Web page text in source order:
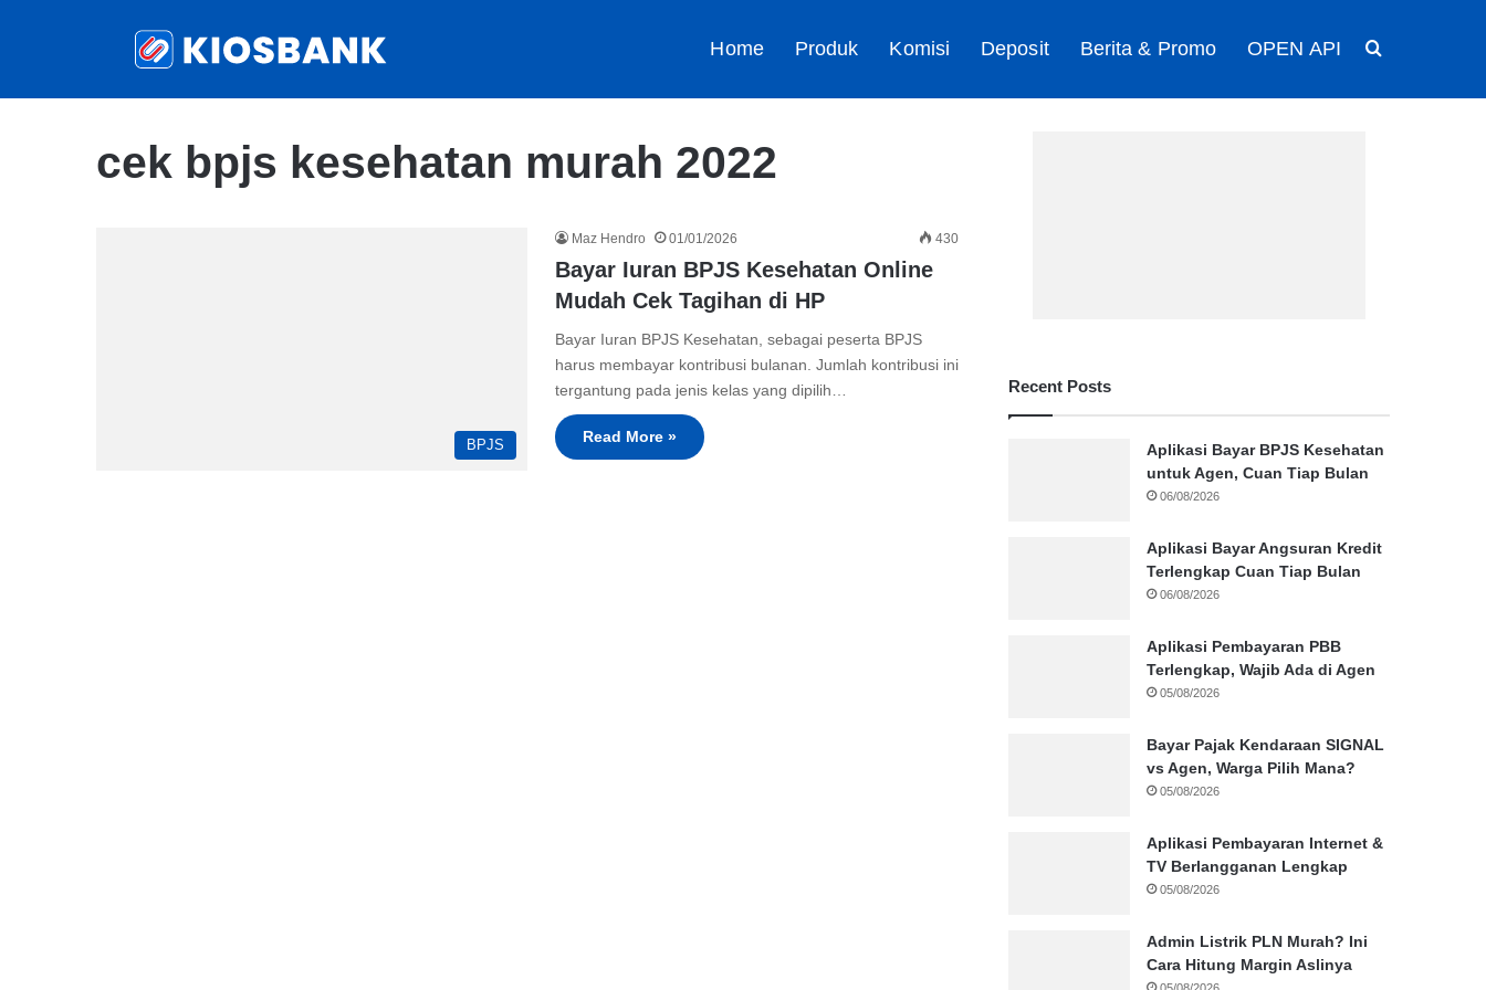
Home Produk Komisi Deposit Berita & Promo OPEN API
cek bpjs kesehatan murah 2022
BPJS
Maz Hendro 01/01/2026 430
Bayar Iuran BPJS Kesehatan Online
Mudah Cek Tagihan di HP
Bayar Iuran BPJS Kesehatan, sebagai peserta BPJS
harus membayar kontribusi bulanan. Jumlah kontribusi ini
tergantung pada jenis kelas yang dipilih…
Read More »
Recent Posts
Aplikasi Bayar BPJS Kesehatan
untuk Agen, Cuan Tiap Bulan
06/08/2026
Aplikasi Bayar Angsuran Kredit
Terlengkap Cuan Tiap Bulan
06/08/2026
Aplikasi Pembayaran PBB
Terlengkap, Wajib Ada di Agen
05/08/2026
Bayar Pajak Kendaraan SIGNAL
vs Agen, Warga Pilih Mana?
05/08/2026
Aplikasi Pembayaran Internet &
TV Berlangganan Lengkap
05/08/2026
Admin Listrik PLN Murah? Ini
Cara Hitung Margin Aslinya